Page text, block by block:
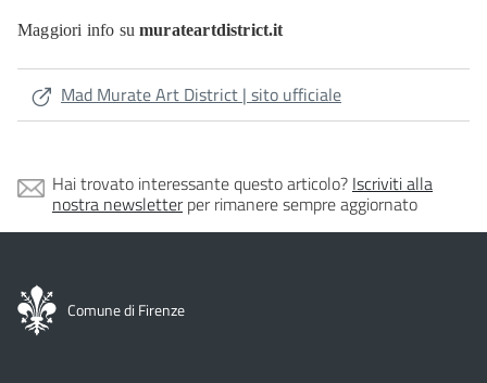
Maggiori info sumurateartdistrict.it
Mad Murate Art District | sito ufficiale
Hai trovato interessante questo articolo? Iscriviti alla
nostra newsletterper rimanere sempre aggiornato
Comune di Firenze